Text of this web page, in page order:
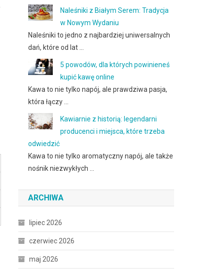
Naleśniki z Białym Serem: Tradycja
w Nowym Wydaniu
Naleśniki to jedno z najbardziej uniwersalnych
dań, które od lat …
5 powodów, dla których powinieneś
kupić kawę online
Kawa to nie tylko napój, ale prawdziwa pasja,
która łączy …
Kawiarnie z historią: legendarni
producenci i miejsca, które trzeba
odwiedzić
Kawa to nie tylko aromatyczny napój, ale także
nośnik niezwykłych …
ARCHIWA
lipiec 2026
czerwiec 2026
maj 2026